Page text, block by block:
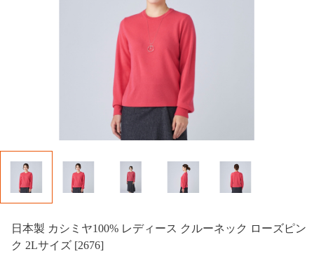
日本製 カシミヤ100% レディース クルーネック ローズピン
ク 2Lサイズ [2676]